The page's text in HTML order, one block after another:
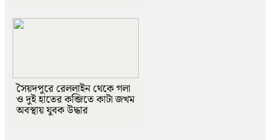
সৈয়দপুরে রেললাইন থেকে গলা
ও দুই হাতের কব্জিতে কাটা জখম
অবস্থায় যুবক উদ্ধার